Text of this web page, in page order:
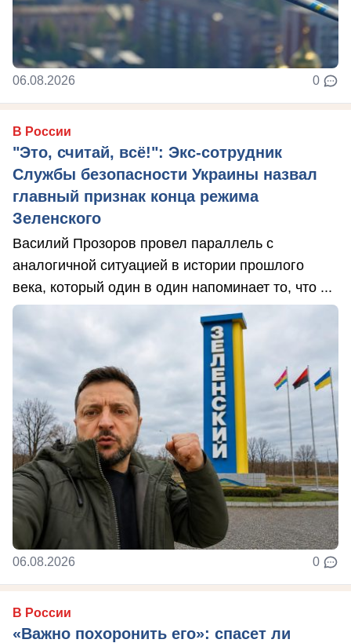
06.08.2026 0
В России
"Это, считай, всё!": Экс-сотрудник
Службы безопасности Украины назвал
главный признак конца режима
Зеленского
Василий Прозоров провел параллель с
аналогичной ситуацией в истории прошлого
века, который один в один напоминает то, что ...
06.08.2026 0
В России
«Важно похоронить его»: спасет ли